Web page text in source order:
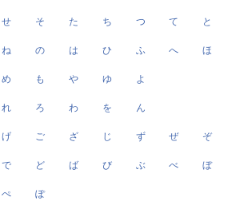
せ そ た ち つ て と
ね の は ひ ふ へ ほ
め も や ゆ よ
れ ろ わ を ん
げ ご ざ じ ず ぜ ぞ
で ど ば び ぶ べ ぼ
ぺ ぽ